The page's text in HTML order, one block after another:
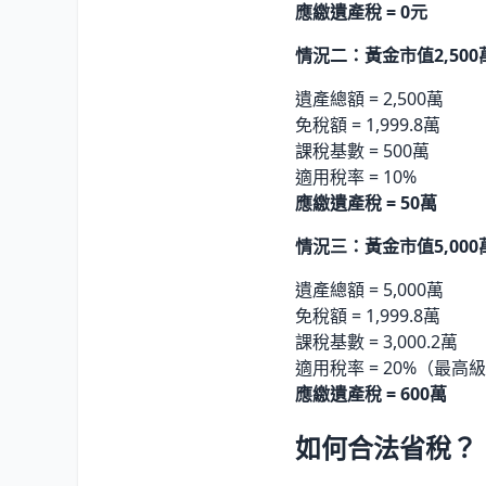
應繳遺產稅 = 0元
情況二：黃金市值2,500
遺產總額 = 2,500萬
免稅額 = 1,999.8萬
課稅基數 = 500萬
適用稅率 = 10%
應繳遺產稅 = 50萬
情況三：黃金市值5,000
遺產總額 = 5,000萬
免稅額 = 1,999.8萬
課稅基數 = 3,000.2萬
適用稅率 = 20%（最高級
應繳遺產稅 = 600萬
如何合法省稅？